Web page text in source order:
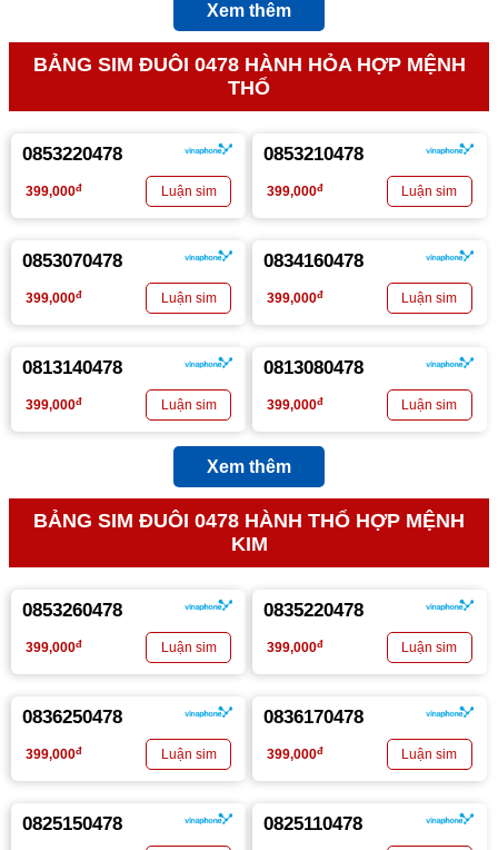
Xem thêm
BẢNG SIM ĐUÔI 0478 HÀNH HỎA HỢP MỆNH
THỔ
0853220478
399,000đ
0853210478
399,000đ
0853070478
399,000đ
0834160478
399,000đ
0813140478
399,000đ
0813080478
399,000đ
Xem thêm
BẢNG SIM ĐUÔI 0478 HÀNH THỔ HỢP MỆNH
KIM
0853260478
399,000đ
0835220478
399,000đ
0836250478
399,000đ
0836170478
399,000đ
0825150478 0825110478